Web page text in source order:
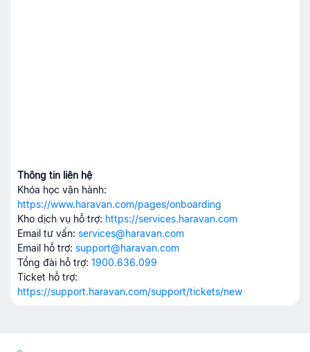
Thông tin liên hệ
Khóa học vận hành:
https://www.haravan.com/pages/onboarding
Kho dịch vụ hỗ trợ: https://services.haravan.com
Email tư vấn: services@haravan.com
Email hỗ trợ: support@haravan.com
Tổng đài hỗ trợ: 1900.636.099
Ticket hỗ trợ:
https://support.haravan.com/support/tickets/new